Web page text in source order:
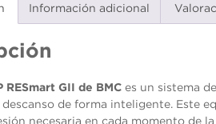
Información adicional
RESmart GII de BMCes un sistema
de forma inteligente. Este
necesaria en cada momento de